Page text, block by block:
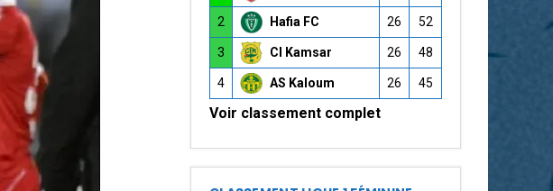
2 Hafia FC 26 52
3 CI Kamsar 26 48
4 AS Kaloum 26 45
Voir classement complet